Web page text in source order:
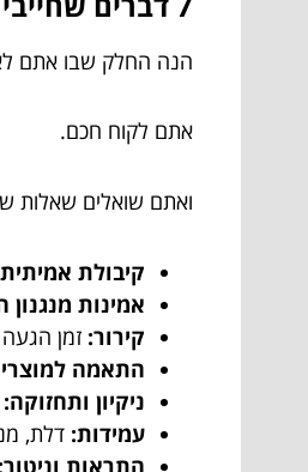
הנה החלק שבו אתם
אתם לקוח חכם.
ואתם שואלים שאלות
קיבולת
אמינות מנגנון
קירור: זמן
התאמה
ניקיון ותחזוקה:
עמידות: דלת,
התראות וניטור: